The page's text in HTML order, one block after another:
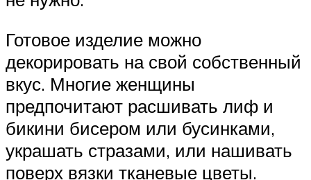
Готовое изделие можно
декорировать на свой собственный
вкус. Многие женщины
предпочитают расшивать лиф и
бикини бисером или бусинками,
украшать стразами, или нашивать
поверх вязки тканевые цветы.